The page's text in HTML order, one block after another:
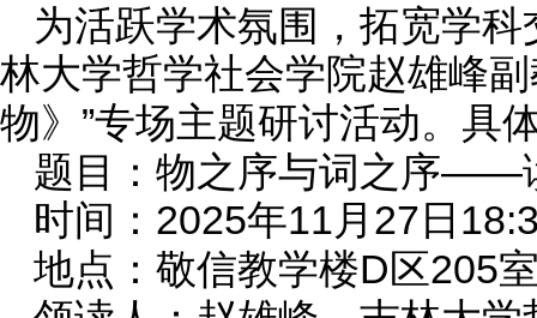
为活跃学术氛围， 拓宽学科
林大学哲学社会学院赵雄峰
物》 ”专场主题研讨活动。 具
题目： 物之序与词之序——
时间： 2025年11 月 27 日
地点： 敬信教学楼D区205